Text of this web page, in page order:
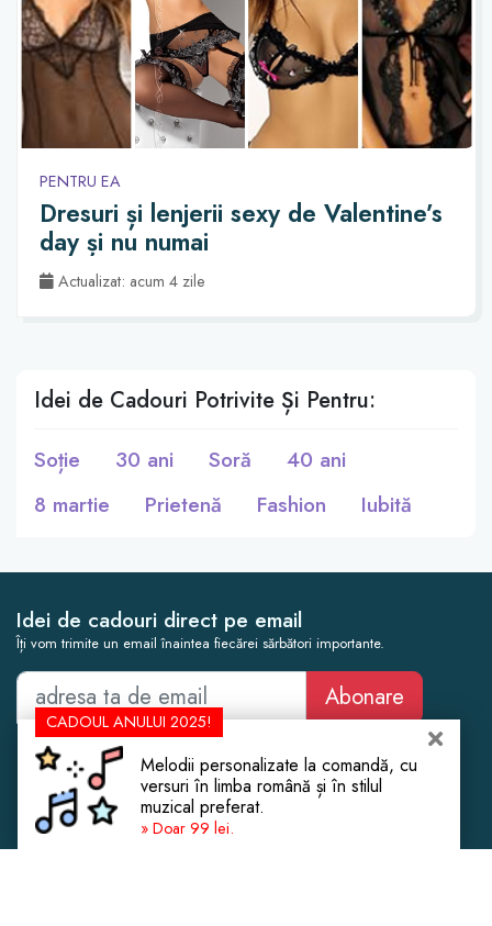
PENTRU EA
Dresuri și lenjerii sexy de Valentine’s
day și nu numai
Actualizat: acum 4 zile
Idei de Cadouri Potrivite Și Pentru:
Soție 30 ani Soră
40 ani
8 martie
Prietenă Fashion Iubită
Idei de cadouri direct pe email
Îți vom trimite un email înaintea fiecărei sărbători importante.
Abonare
Cadouri Femei
Cadouri Bărbați
Cadouri Copii
Cadouri Experiențe
Botez
Cununie Civilă
CADOUL ANULUI 2025!
Melodii personalizate la comandă, cu
versuri în limba română și în stilul
muzical preferat.
» Doar 99 lei.